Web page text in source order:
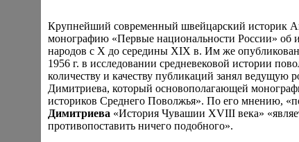
Крупнейший современный швейцарский историк
монографию «Первые национальности России» об
народов с X до середины XIX в. Им же
1956 г. в исследовании средневековой истории
количеству и качеству публикаций занял ведущую
Димитриева, который основополагающей
историков Среднего Поволжья». По его мнению,
Димитриева «История Чувашии XVIII века»
противопоставить ничего подобного».